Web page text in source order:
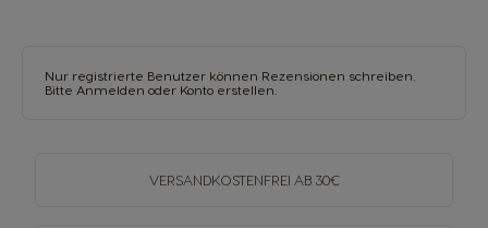
Nur registrierte Benutzer können Rezensionen schreiben.
Bitte Anmelden oder Konto erstellen
VERSANDKOSTENFREI AB 30€